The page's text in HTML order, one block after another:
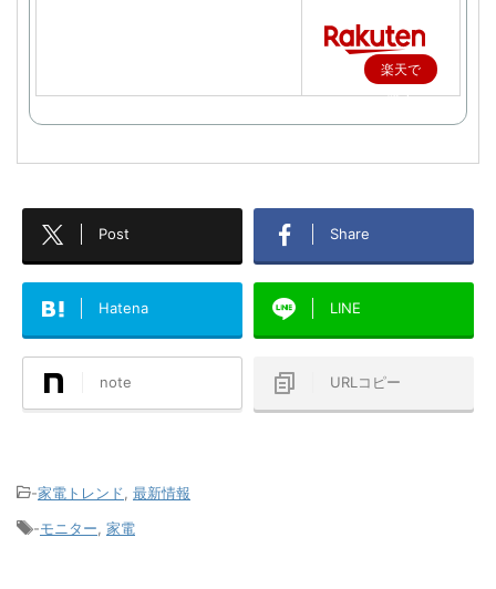
楽天で
購入
Post Share
Hatena LINE
note URLコピー
-家電トレンド 最新情報
-モニター 家電